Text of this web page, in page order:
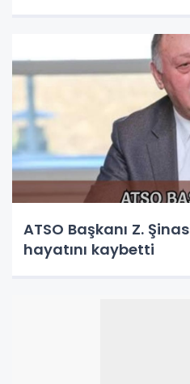
ATSO Başkanı Z.
hayatını kaybetti